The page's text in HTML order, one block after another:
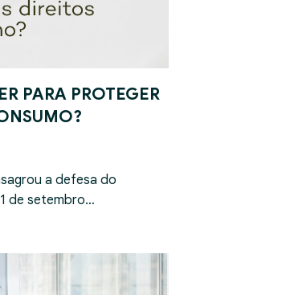
PARA PROTEGER
a defesa do
de setembro…